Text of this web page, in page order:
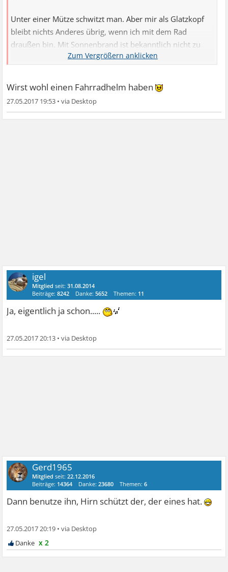
Unter einer Mütze schwitzt man. Aber mir als Glatzkopf
bleibt nichts Anderes übrig, wenn ich mit dem Rad
draußen bin. Mit Sonnenbrand ist bekanntlich nicht zu
Wirst wohl einen Fahrradhelm haben
27.05.2017 19:53 •
igel
Mitglied seit:31.08.2014
Beiträge:8242 Danke:5652 Themen: 11
Ja, eigentlich ja schon.....
27.05.2017 20:13 •
Gerd1965
Mitglied seit:22.12.2016
Beiträge: 14364 Danke:23680 Themen:6
Dann benutze ihn, Hirn schützt der, der eines hat.
27.05.2017 20:19 •
x 2